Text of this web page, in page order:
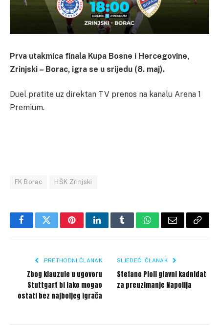
Prva utakmica finala Kupa Bosne i Hercegovine,
Zrinjski – Borac, igra se u srijedu (8. maj).
Duel pratite uz direktan TV prenos na kanalu Arena 1
Premium.
FK Borac HŠK Zrinjski
FacebookTwitterPinterestLinkedInTumblrWhatsApp
Email Copy
PRETHODNI ČLANAK
Zbog klauzule u ugovoru
Stuttgart bi lako mogao
ostati bez najboljeg igrača
SLJEDEĆI ČLANAK
Stefano Pioli glavni kadnidat
za preuzimanje Napolija